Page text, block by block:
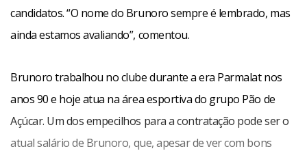
candidatos. “O nome do Brunoro sempre é lembrado, mas
ainda estamos avaliando”, comentou.
Brunoro trabalhou no clube durante a era Parmalat nos
anos 90 e hoje atua na área esportiva do grupo Pão de
Açúcar. Um dos empecilhos para a contratação pode ser o
atual salário de Brunoro, que, apesar de ver com bons